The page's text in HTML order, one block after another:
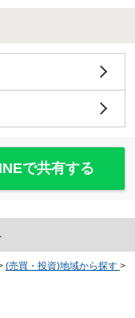
で共有する
(売買・投資)地域から探す >